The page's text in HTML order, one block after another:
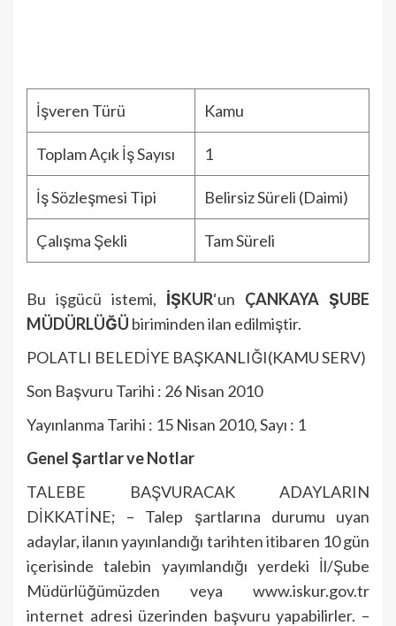
İşveren Türü Kamu
Toplam Açık İş Sayısı 1
İş Sözleşmesi Tipi Belirsiz Süreli (Daimi)
Çalışma Şekli Tam Süreli
Bu işgücü istemi, İŞKUR‘un ÇANKAYA ŞUBE
MÜDÜRLÜĞÜ biriminden ilan edilmiştir.
POLATLI BELEDİYE BAŞKANLIĞI(KAMU SERV)
Son Başvuru Tarihi : 26 Nisan 2010
Yayınlanma Tarihi : 15 Nisan 2010, Sayı : 1
Genel Şartlar ve Notlar
TALEBE BAŞVURACAK ADAYLARIN
DİKKATİNE; – Talep şartlarına durumu uyan
adaylar, ilanın yayınlandığı tarihten itibaren 10 gün
içerisinde talebin yayımlandığı yerdeki İl/Şube
Müdürlüğümüzden veya www.iskur.gov.tr
internet adresi üzerinden başvuru yapabilirler. –